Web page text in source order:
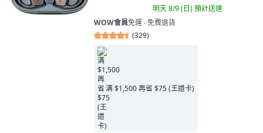
明天 8/9 (日)預計送達
WOW會員免運 ∙ 免費退貨
(329)
满 $1,500 再省 $75 (王道卡)